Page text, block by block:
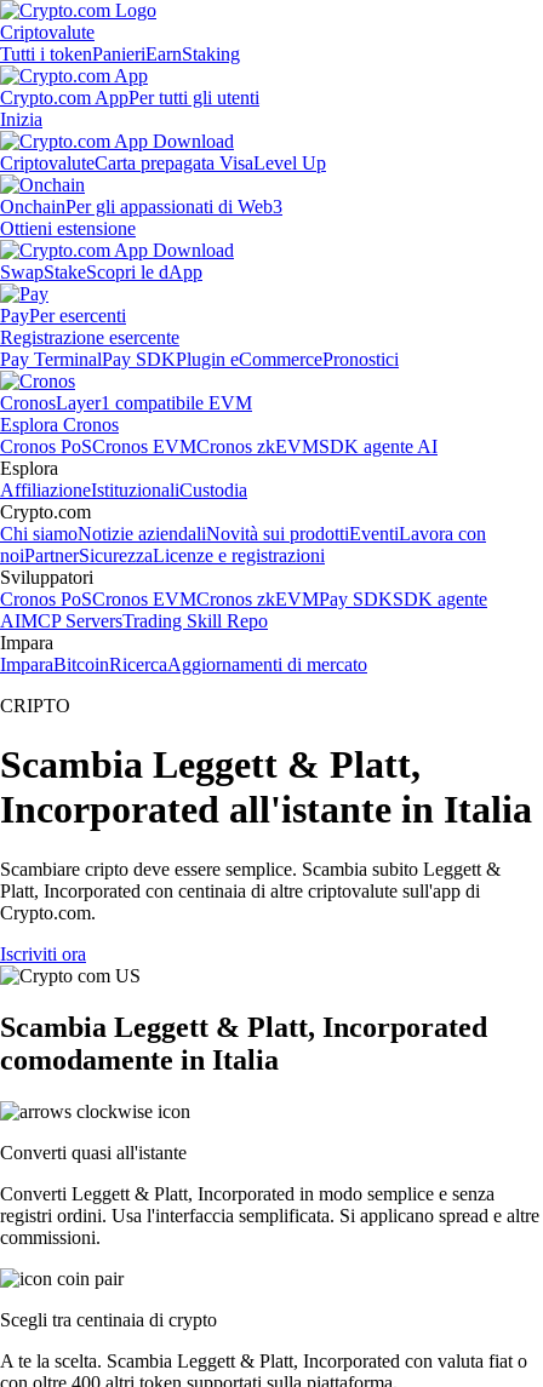
Criptovalute
Tutti i tokenPanieriEarnStaking
Crypto.com AppPer tutti gli utenti
Inizia
CriptovaluteCarta prepagata VisaLevel Up
OnchainPer gli appassionati di Web3
Ottieni estensione
SwapStakeScopri le dApp
PayPer esercenti
Registrazione esercente
Pay TerminalPay SDKPlugin eCommercePronostici
CronosLayer1 compatibile EVM
Esplora Cronos
Cronos PoSCronos EVMCronos zkEVMSDK agente AI
Esplora
AffiliazioneIstituzionaliCustodia
Crypto.com
Chi siamoNotizie aziendaliNovità sui prodottiEventiLavora con
noiPartnerSicurezzaLicenze e registrazioni
Sviluppatori
Cronos PoSCronos EVMCronos zkEVMPay SDKSDK agente
AIMCP ServersTrading Skill Repo
Impara
ImparaBitcoinRicercaAggiornamenti di mercato
CRIPTO
Scambia Leggett & Platt,
Incorporated all'istante in Italia
Scambiare cripto deve essere semplice. Scambia subito Leggett &
Platt, Incorporated con centinaia di altre criptovalute sull'app di
Crypto.com.
Iscriviti ora
Scambia Leggett & Platt, Incorporated
comodamente in Italia
Converti quasi all'istante
Converti Leggett & Platt, Incorporated in modo semplice e senza
registri ordini. Usa l'interfaccia semplificata. Si applicano spread e altre
commissioni.
Scegli tra centinaia di crypto
A te la scelta. Scambia Leggett & Platt, Incorporated con valuta fiat o
con oltre 400 altri token supportati sulla piattaforma.